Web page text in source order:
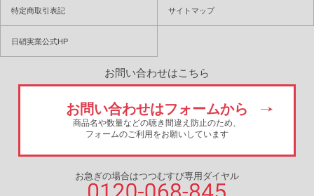
特定商取引表記 サイトマップ
日硝実業公式HP
お問い合わせはこちら
お問い合わせはフォームから
商品名や数量などの聴き間違え防止のため、
フォームのご利用をお願いしています
お急ぎの場合はつつむすび専用ダイヤル